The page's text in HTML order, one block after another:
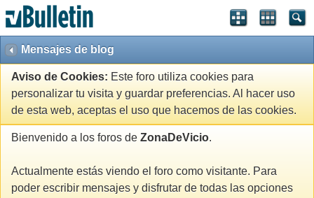
Mensajes de blog
Aviso de Cookies: Este foro utiliza cookies para
personalizar tu visita y guardar preferencias. Al hacer uso
de esta web, aceptas el uso que hacemos de las cookies.
Bienvenido a los foros de ZonaDeVicio.
Actualmente estás viendo el foro como visitante. Para
poder escribir mensajes y disfrutar de todas las opciones